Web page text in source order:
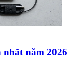
nhất năm 2026